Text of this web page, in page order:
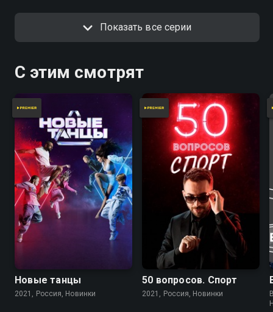
Показать все серии
С этим смотрят
Новые танцы
2021, Россия, Новинки
50 вопросов. Спорт
2021, Россия, Новинки